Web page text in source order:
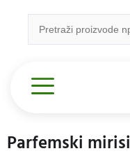
Parfemski mirisi